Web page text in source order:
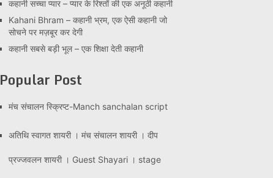
कहानी सच्चा प्यार – प्यार के रिश्तों की एक अनूठी कहानी
Kahani Bhram – कहानी भ्रम, एक ऐसी कहानी जो
सोचने पर मज़बूर कर देगी
कहानी सबसे बड़ी भूल – एक शिक्षा देती कहानी
Popular Post
मंच संचालन स्क्रिप्ट-Manch sanchalan script
अतिथि स्वागत शायरी । मंच संचालन शायरी । दीप
प्रज्जवलन शायरी । Guest Shayari । stage